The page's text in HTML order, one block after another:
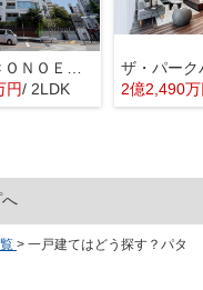
円/ 2LDK 2億2,490
> 一戸建てはどう探す？パタ